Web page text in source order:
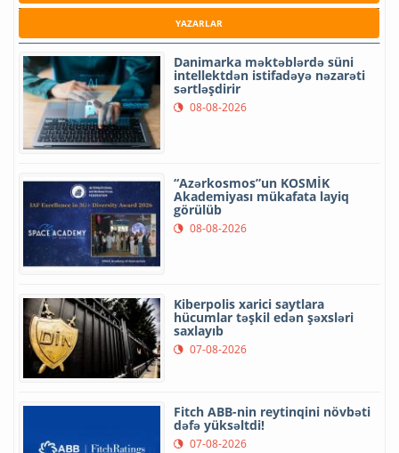
YAZARLAR
Danimarka məktəblərdə süni
intellektdən istifadəyə nəzarəti
sərtləşdirir
08-08-2026
“Azərkosmos”un KOSMİK
Akademiyası mükafata layiq
görülüb
08-08-2026
Kiberpolis xarici saytlara
hücumlar təşkil edən şəxsləri
saxlayıb
07-08-2026
Fitch ABB-nin reytinqini növbəti
dəfə yüksəltdi!
07-08-2026